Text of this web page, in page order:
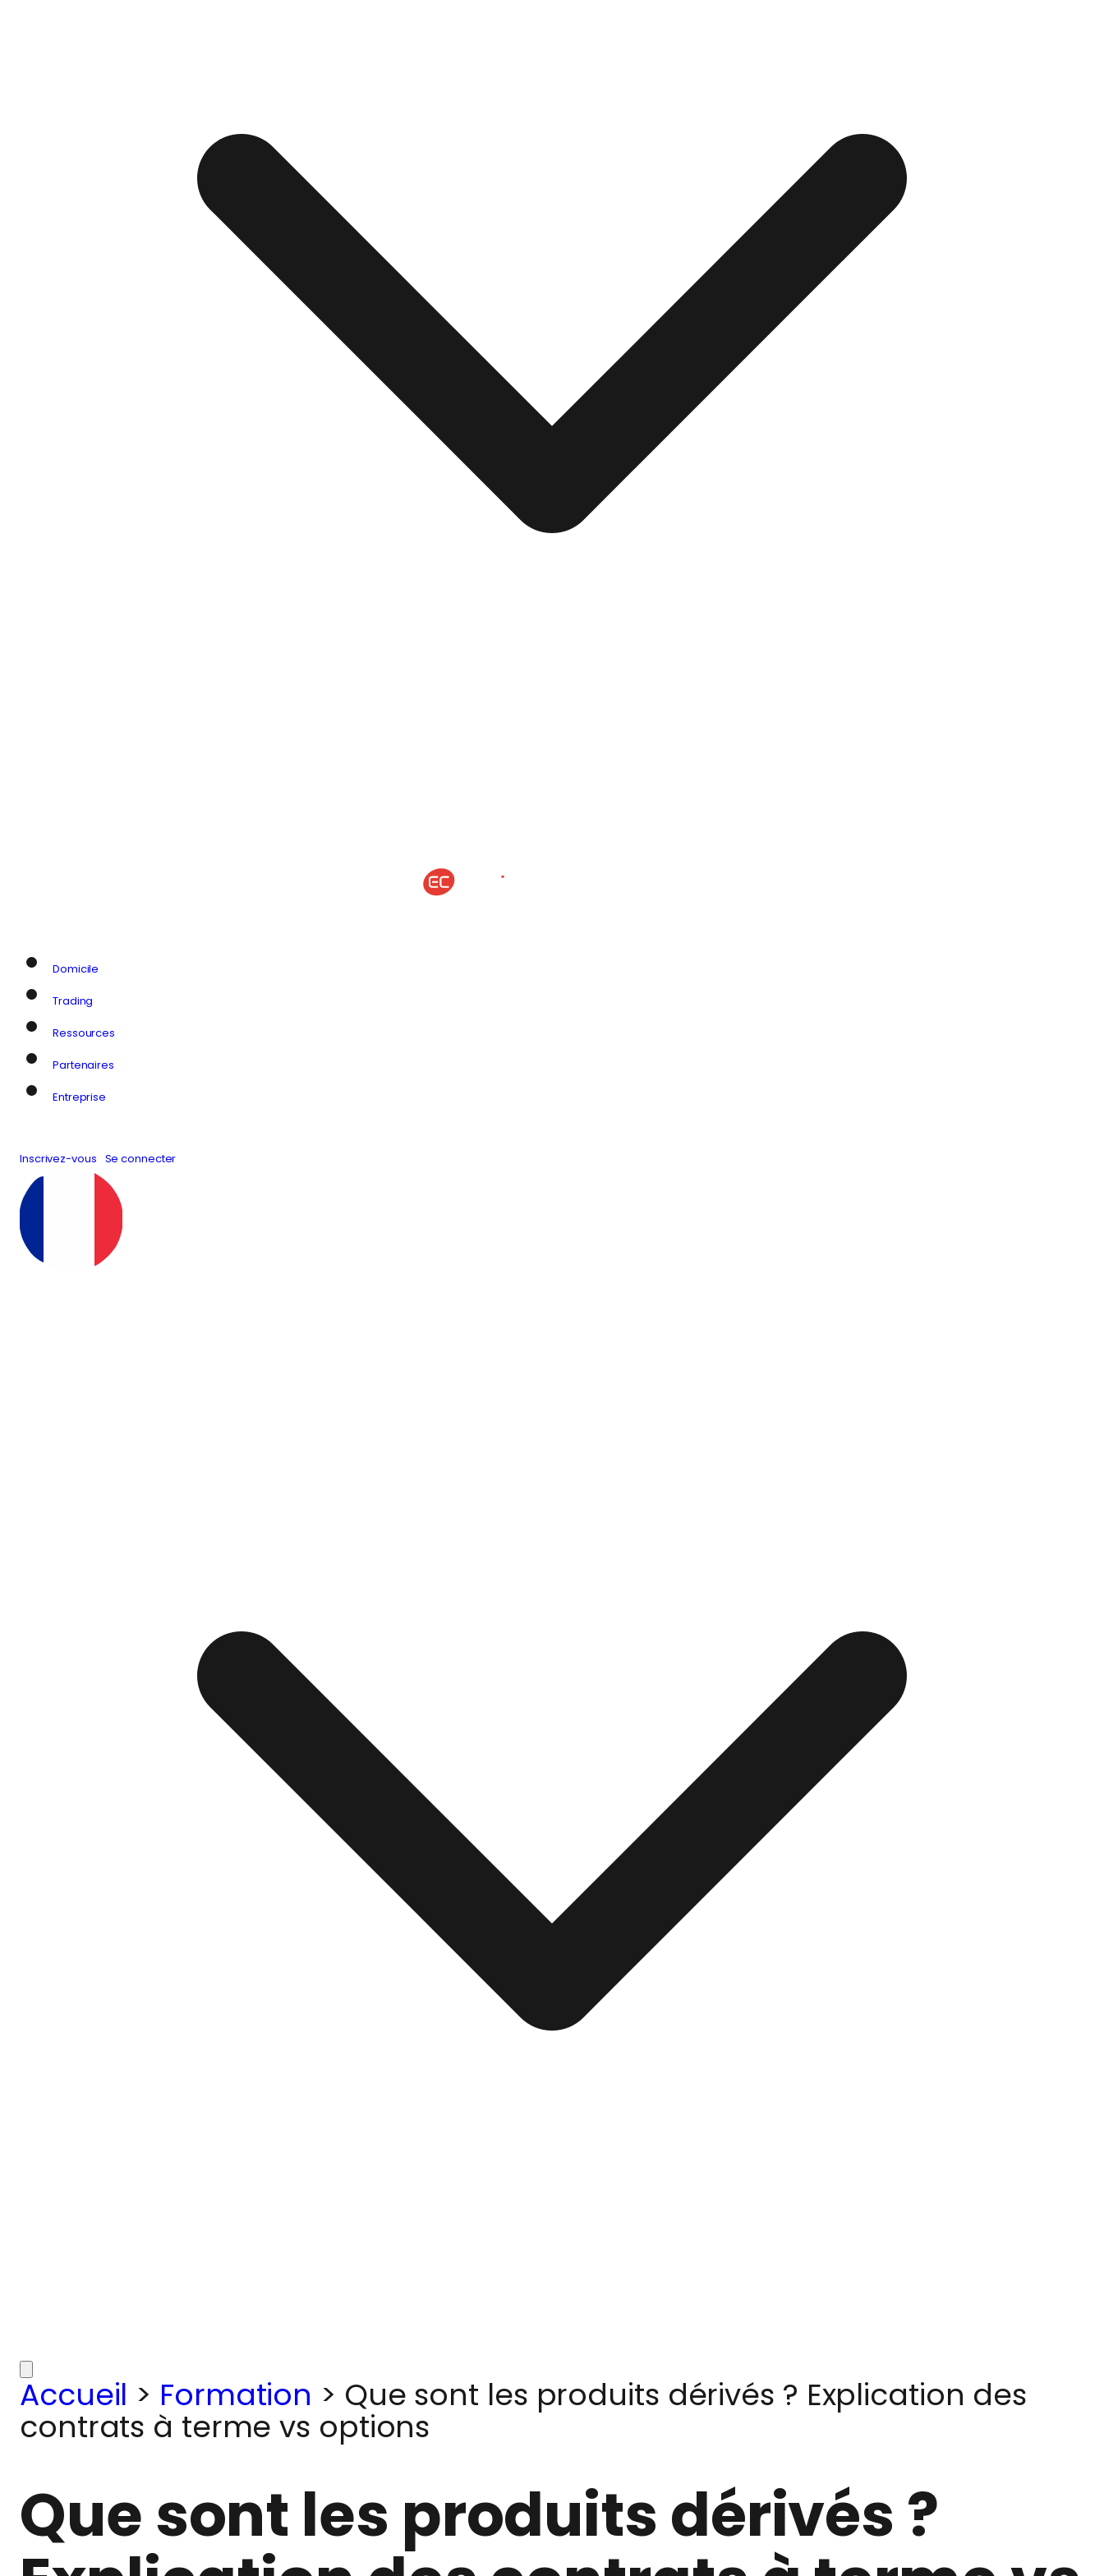
Domicile
Trading
Ressources
Partenaires
Entreprise
Inscrivez-vous Se connecter
Accueil > Formation > Que sont les produits dérivés ? Explication des
contrats à terme vs options
Que sont les produits dérivés ?